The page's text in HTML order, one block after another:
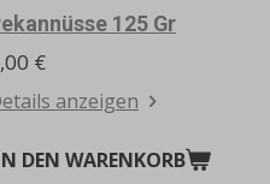
125 Gr
€
anzeigen
DEN WARENKORB